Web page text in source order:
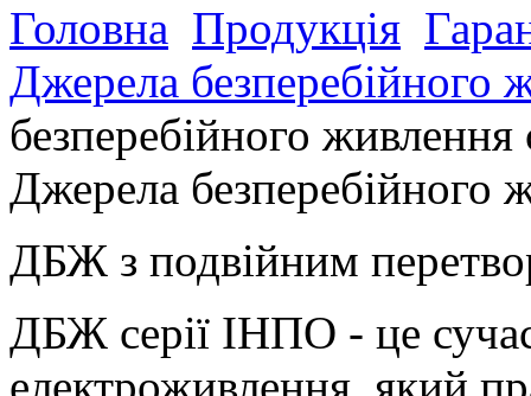
Головна Продукція
Джерела безперебійного
безперебійного
Джерела безперебійного
ДБЖ з подвійним
ДБЖ серії ІНПО - це
електроживлення, який